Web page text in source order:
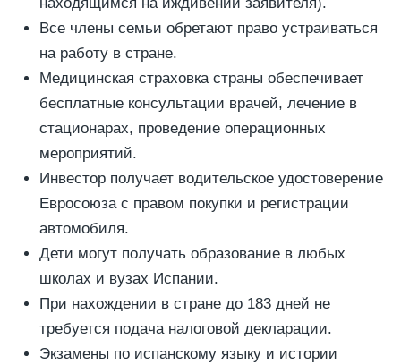
находящимся на иждивении заявителя).
Все члены семьи обретают право устраиваться
на работу в стране.
Медицинская страховка страны обеспечивает
бесплатные консультации врачей, лечение в
стационарах, проведение операционных
мероприятий.
Инвестор получает водительское удостоверение
Евросоюза с правом покупки и регистрации
автомобиля.
Дети могут получать образование в любых
школах и вузах Испании.
При нахождении в стране до 183 дней не
требуется подача налоговой декларации.
Экзамены по испанскому языку и истории